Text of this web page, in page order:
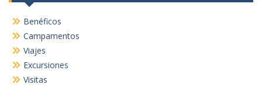
Benéficos
Campamentos
Viajes
Excursiones
Visitas